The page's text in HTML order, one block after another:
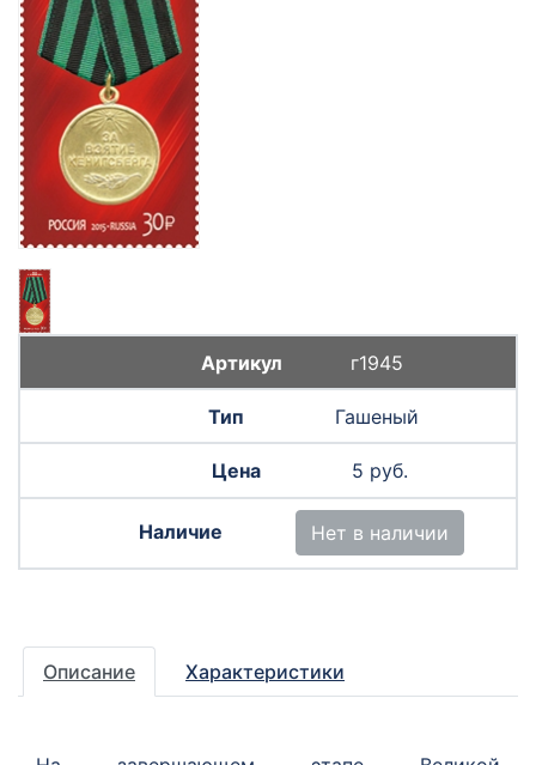
г1945
Гашеный
5 руб.
Нет в наличии
Описание Характеристики